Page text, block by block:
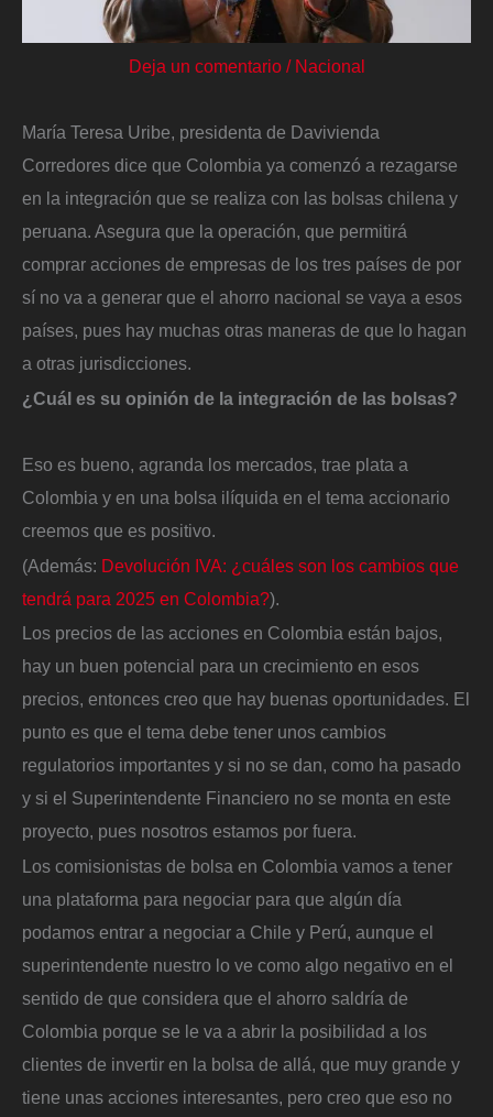
Deja un comentario / Nacional
María Teresa Uribe, presidenta de Davivienda
Corredores dice que Colombia ya comenzó a rezagarse
en la integración que se realiza con las bolsas chilena y
peruana. Asegura que la operación, que permitirá
comprar acciones de empresas de los tres países de por
sí no va a generar que el ahorro nacional se vaya a esos
países, pues hay muchas otras maneras de que lo hagan
a otras jurisdicciones.
¿Cuál es su opinión de la integración de las bolsas?
Eso es bueno, agranda los mercados, trae plata a
Colombia y en una bolsa ilíquida en el tema accionario
creemos que es positivo.
(Además: Devolución IVA: ¿cuáles son los cambios que
tendrá para 2025 en Colombia?).
Los precios de las acciones en Colombia están bajos,
hay un buen potencial para un crecimiento en esos
precios, entonces creo que hay buenas oportunidades. El
punto es que el tema debe tener unos cambios
regulatorios importantes y si no se dan, como ha pasado
y si el Superintendente Financiero no se monta en este
proyecto, pues nosotros estamos por fuera.
Los comisionistas de bolsa en Colombia vamos a tener
una plataforma para negociar para que algún día
podamos entrar a negociar a Chile y Perú, aunque el
superintendente nuestro lo ve como algo negativo en el
sentido de que considera que el ahorro saldría de
Colombia porque se le va a abrir la posibilidad a los
clientes de invertir en la bolsa de allá, que muy grande y
tiene unas acciones interesantes, pero creo que eso no